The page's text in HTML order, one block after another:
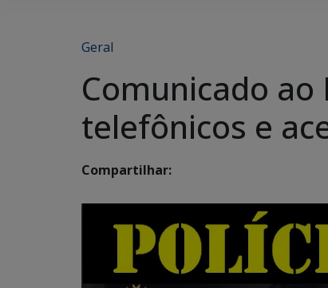
Geral
Comunicado ao
telefônicos e
Compartilhar: